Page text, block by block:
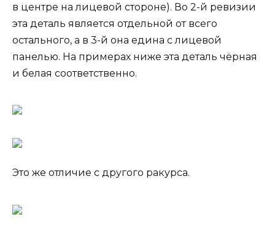
в центре на лицевой стороне). Во 2-й ревизии
эта деталь является отдельной от всего
остального, а в 3-й она едина с лицевой
панелью. На примерах ниже эта деталь чёрная
и белая соответственно.
Это же отличие с другого ракурса.